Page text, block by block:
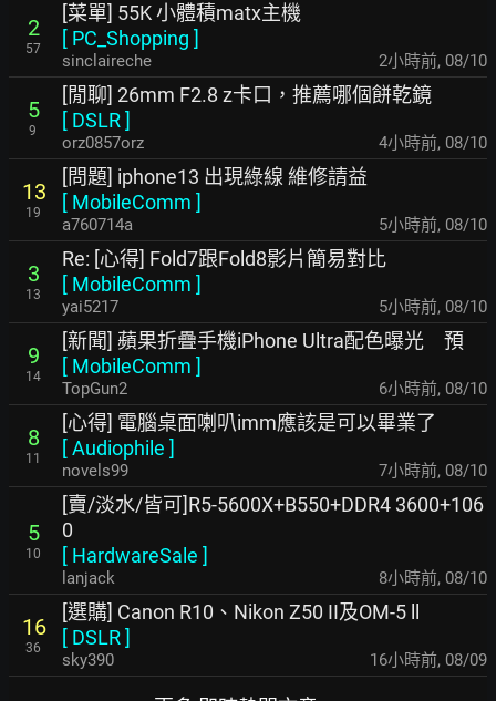
2
57
[菜單] 55K 小體積matx主機
[ PC_Shopping ]
sinclaireche 2小時前, 08/10
5
9
[閒聊] 26mm F2.8 z卡口，推薦哪個餅乾鏡
[ DSLR]
orz0857orz 4小時前, 08/10
13
19
[問題] iphone13 出現綠線 維修請益
[ MobileComm ]
a760714a 5小時前, 08/10
3
13
Re: [心得] Fold7跟Fold8影片簡易對比
[ MobileComm ]
yai5217 5小時前, 08/10
9
14
[新聞] 蘋果折疊手機iPhone Ultra配色曝光 預
[ MobileComm ]
TopGun2 6小時前, 08/10
8
11
[心得] 電腦桌面喇叭imm應該是可以畢業了
[Audiophile ]
novels99 7小時前, 08/10
5
10
[賣/淡水/皆可]R5-5600X+B550+DDR4 3600+106
0
[ HardwareSale ]
lanjack 8小時前, 08/10
16
36
[選購] Canon R10、Nikon Z50 II及OM-5 ll
[ DSLR]
sky390 16小時前, 08/09